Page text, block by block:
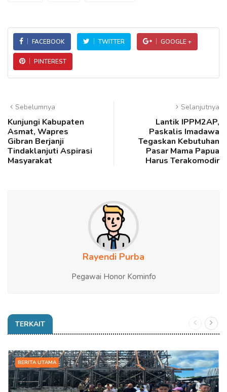
FACEBOOK TWITTER GOOGLE +
PINTEREST
Sebelumnya
Kunjungi Kabupaten
Asmat, Wapres
Gibran Berjanji
Tindaklanjuti Aspirasi
Masyarakat
Selanjutnya
Lantik IPPM2AP,
Paskalis Imadawa
Tegaskan Kebutuhan
Pasar Mama Papua
Harus Terakomodir
Rayendi Purba
Pegawai Honor Kominfo
TERKAIT
BERITA UTAMA